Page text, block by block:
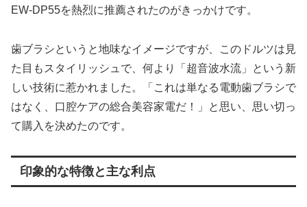
EW-DP55を熱烈に推薦されたのがきっかけです。
歯ブラシというと地味なイメージですが、このドルツは見
た目もスタイリッシュで、何より「超音波水流」という新
しい技術に惹かれました。「これは単なる電動歯ブラシで
はなく、口腔ケアの総合美容家電だ！」と思い、思い切っ
て購入を決めたのです。
印象的な特徴と主な利点